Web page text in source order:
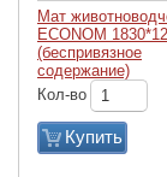
Мат
ECONOM
(беспривязное
содержание)
Кол-во
Купить